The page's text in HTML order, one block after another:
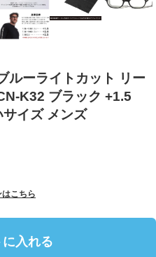
ルーライトカット リー
K32 ブラック +1.5
イズ メンズ
はこちら
に入れる